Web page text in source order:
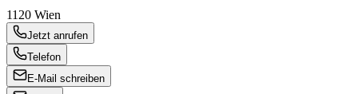
1120 Wien
Jetzt anrufen
Telefon
E-Mail schreiben